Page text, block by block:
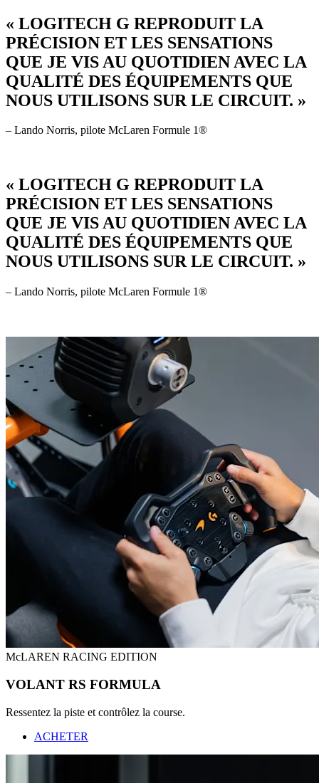
« LOGITECH G REPRODUIT LA
PRÉCISION ET LES SENSATIONS
QUE JE VIS AU QUOTIDIEN AVEC LA
QUALITÉ DES ÉQUIPEMENTS QUE
NOUS UTILISONS SUR LE CIRCUIT. »
– Lando Norris, pilote McLaren Formule 1®
« LOGITECH G REPRODUIT LA
PRÉCISION ET LES SENSATIONS
QUE JE VIS AU QUOTIDIEN AVEC LA
QUALITÉ DES ÉQUIPEMENTS QUE
NOUS UTILISONS SUR LE CIRCUIT. »
– Lando Norris, pilote McLaren Formule 1®
McLAREN RACING EDITION
VOLANT RS FORMULA
Ressentez la piste et contrôlez la course.
ACHETER